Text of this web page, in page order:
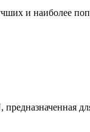
и наиболее